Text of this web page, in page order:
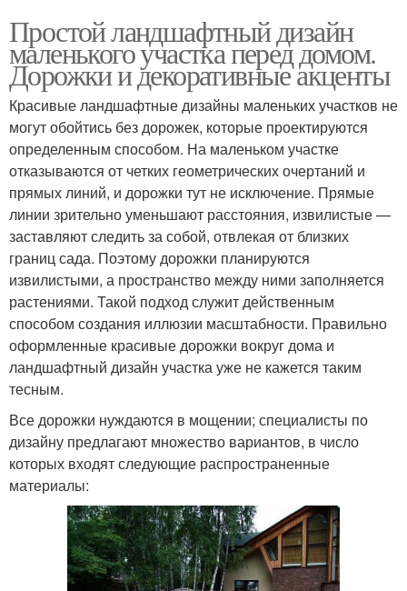
Простой ландшафтный дизайн
маленького участка перед домом.
Дорожки и декоративные акценты
Красивые ландшафтные дизайны маленьких участков не
могут обойтись без дорожек, которые проектируются
определенным способом. На маленьком участке
отказываются от четких геометрических очертаний и
прямых линий, и дорожки тут не исключение. Прямые
линии зрительно уменьшают расстояния, извилистые —
заставляют следить за собой, отвлекая от близких
границ сада. Поэтому дорожки планируются
извилистыми, а пространство между ними заполняется
растениями. Такой подход служит действенным
способом создания иллюзии масштабности. Правильно
оформленные красивые дорожки вокруг дома и
ландшафтный дизайн участка уже не кажется таким
тесным.
Все дорожки нуждаются в мощении; специалисты по
дизайну предлагают множество вариантов, в число
которых входят следующие распространенные
материалы: